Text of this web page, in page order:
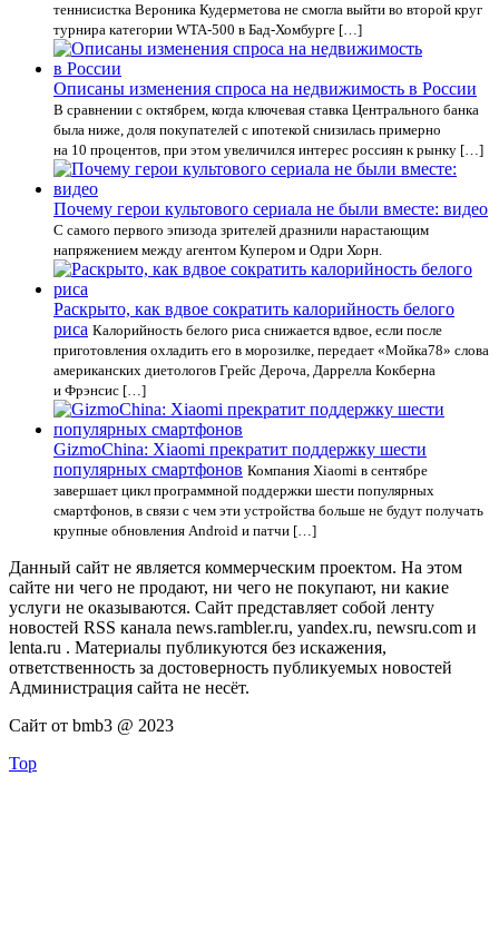
теннисистка Вероника Кудерметова не смогла выйти во второй круг
турнира категории WTA-500 в Бад-Хомбурге […]
Описаны изменения спроса на недвижимость в России
В сравнении с октябрем, когда ключевая ставка Центрального банка
была ниже, доля покупателей с ипотекой снизилась примерно
на 10 процентов, при этом увеличился интерес россиян к рынку […]
Почему герои культового сериала не были вместе: видео
С самого первого эпизода зрителей дразнили нарастающим
напряжением между агентом Купером и Одри Хорн.
Раскрыто, как вдвое сократить калорийность белого
риса Калорийность белого риса снижается вдвое, если после
приготовления охладить его в морозилке, передает «Мойка78» слова
американских диетологов Грейс Дероча, Даррелла Кокберна
и Фрэнсис […]
GizmoChina: Xiaomi прекратит поддержку шести
популярных смартфонов Компания Xiaomi в сентябре
завершает цикл программной поддержки шести популярных
смартфонов, в связи с чем эти устройства больше не будут получать
крупные обновления Android и патчи […]
Данный сайт не является коммерческим проектом. На этом
сайте ни чего не продают, ни чего не покупают, ни какие
услуги не оказываются. Сайт представляет собой ленту
новостей RSS канала news.rambler.ru, yandex.ru, newsru.com и
lenta.ru . Материалы публикуются без искажения,
ответственность за достоверность публикуемых новостей
Администрация сайта не несёт.
Сайт от bmb3 @ 2023
Top